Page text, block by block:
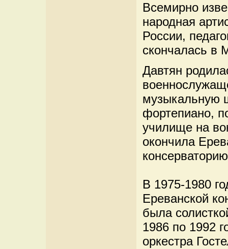
Всемирно
народная
России,
скончалась в
Давтян
музыкальную
фортепиано,
училище на
окончила
В 1975-1980
Ереванской
была
1986 по 1992
оркестра